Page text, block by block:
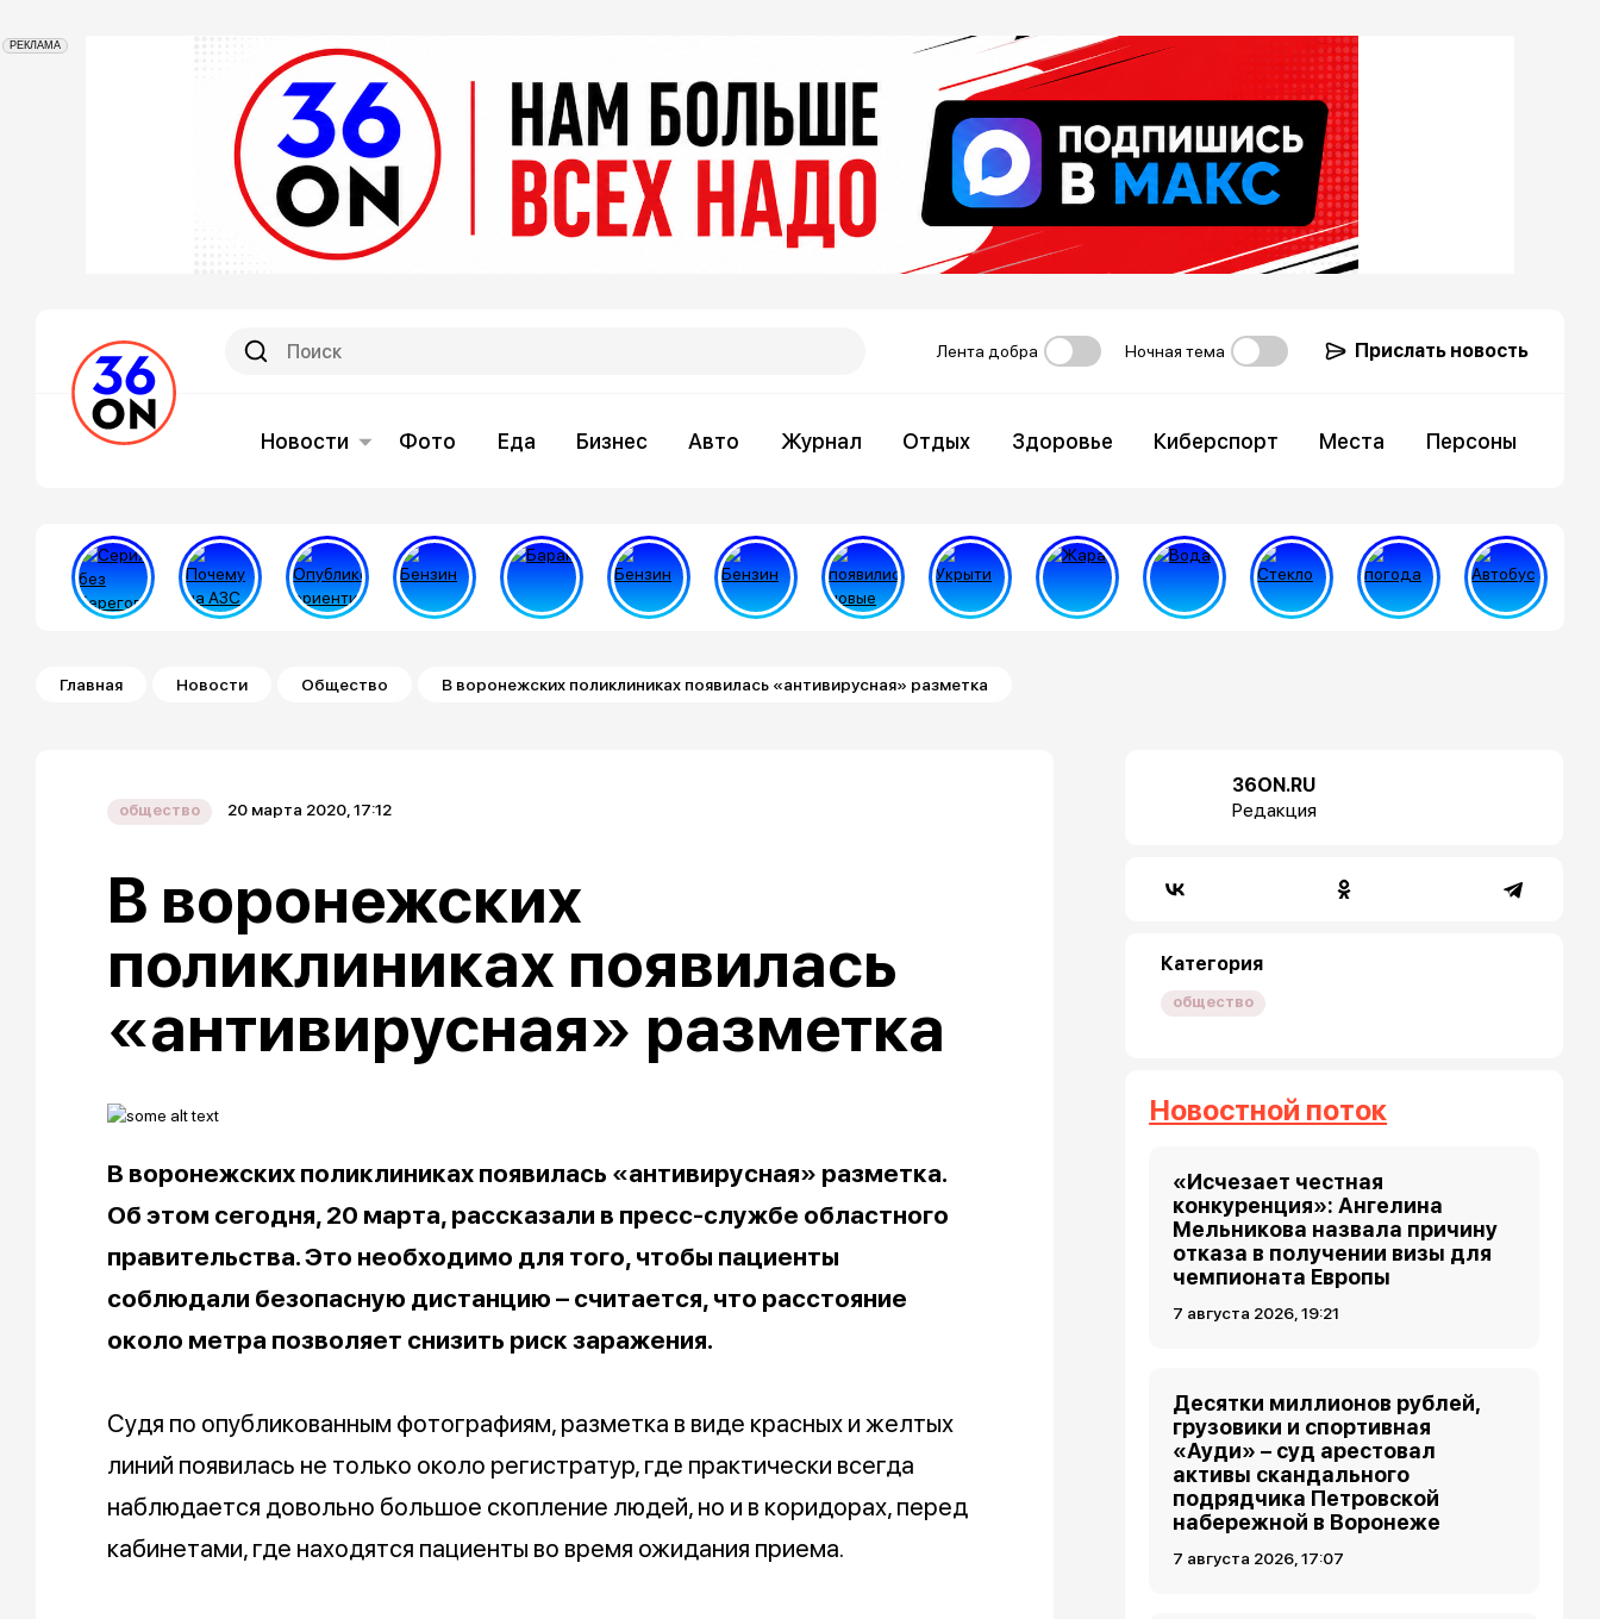
РЕКЛАМА
Лента добра Ночная тема Прислать новость
Новости Фото Еда Бизнес Авто Журнал Отдых Здоровье Киберспорт Места Персоны
Строка навигации
Главная Новости Общество В воронежских поликлиниках появилась «антивирусная» разметка
общество 20 марта 2020, 17:12
В воронежских
поликлиниках появилась
«антивирусная» разметка
В воронежских поликлиниках появилась «антивирусная» разметка.
Об этом сегодня, 20 марта, рассказали в пресс-службе областного
правительства. Это необходимо для того, чтобы пациенты
соблюдали безопасную дистанцию – считается, что расстояние
около метра позволяет снизить риск заражения.
Судя по опубликованным фотографиям, разметка в виде красных и желтых
линий появилась не только около регистратур, где практически всегда
наблюдается довольно большое скопление людей, но и в коридорах, перед
кабинетами, где находятся пациенты во время ожидания приема.
36ON.RU
Редакция
Категория
общество
Новостной поток
«Исчезает честная
конкуренция»: Ангелина
Мельникова назвала причину
отказа в получении визы для
чемпионата Европы
7 августа 2026, 19:21
Десятки миллионов рублей,
грузовики и спортивная
«Ауди» – суд арестовал
активы скандального
подрядчика Петровской
набережной в Воронеже
7 августа 2026, 17:07